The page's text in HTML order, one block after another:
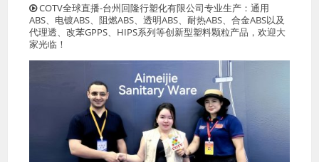
COTV全球直播-台州回隆行塑化有限公司专业生产：通用
ABS、电镀ABS、阻燃ABS、透明ABS、耐热ABS、合金ABS以及
代理透、改苯GPPS、HIPS系列等创新型塑料颗粒产品，欢迎大
家光临！